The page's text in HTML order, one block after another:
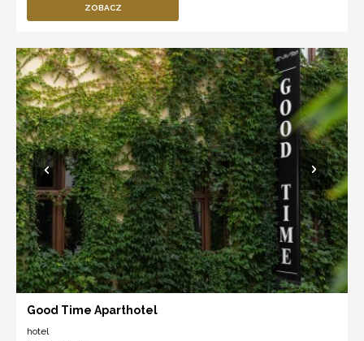
ZOBACZ
Good Time Aparthotel
hotel